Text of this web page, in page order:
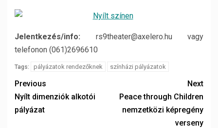
Jelentkezés/info: rs9theater@axelero.hu vagy
telefonon (061)2696610
Tags: pályázatok rendezőknek színházi pályázatok
Previous
Nyílt dimenziók alkotói
pályázat
Next
Peace through Children
nemzetközi képregény
verseny